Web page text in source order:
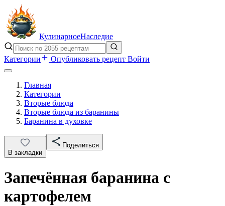
КулинарноеНаследие
Категории Опубликовать рецепт Войти
Главная
Категории
Вторые блюда
Вторые блюда из баранины
Баранина в духовке
В закладки
Поделиться
Запечённая баранина с
картофелем